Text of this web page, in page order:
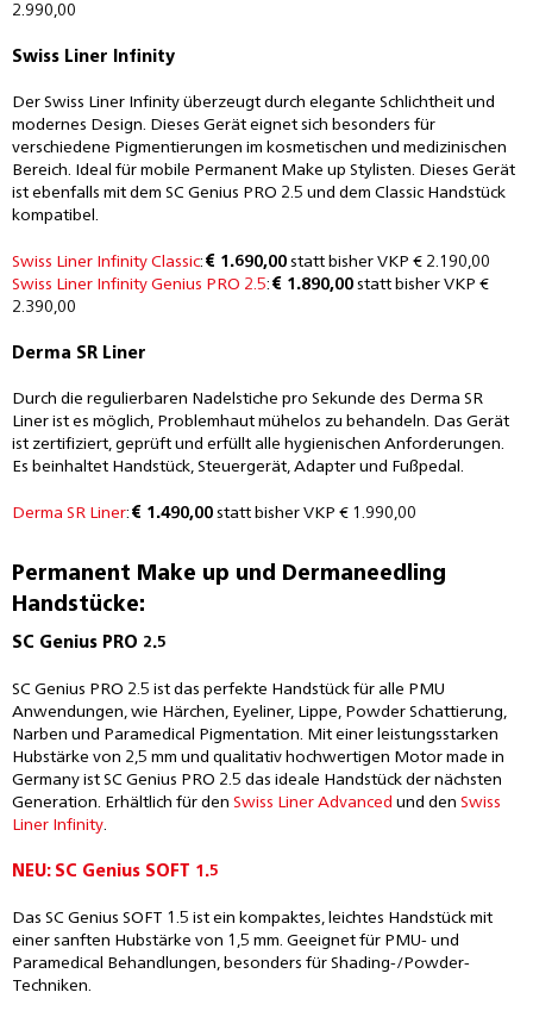
2.990,00
Swiss Liner Infinity
Der Swiss Liner Infinity überzeugt durch elegante Schlichtheit und
modernes Design. Dieses Gerät eignet sich besonders für
verschiedene Pigmentierungen im kosmetischen und medizinischen
Bereich. Ideal für mobile Permanent Make up Stylisten. Dieses Gerät
ist ebenfalls mit dem SC Genius PRO 2.5 und dem Classic Handstück
kompatibel.
Swiss Liner Infinity Classic: € 1.690,00 statt bisher VKP € 2.190,00
Swiss Liner Infinity Genius PRO 2.5: € 1.890,00 statt bisher VKP €
2.390,00
Derma SR Liner
Durch die regulierbaren Nadelstiche pro Sekunde des Derma SR
Liner ist es möglich, Problemhaut mühelos zu behandeln. Das Gerät
ist zertifiziert, geprüft und erfüllt alle hygienischen Anforderungen.
Es beinhaltet Handstück, Steuergerät, Adapter und Fußpedal.
Derma SR Liner: € 1.490,00 statt bisher VKP € 1.990,00
Permanent Make up und Dermaneedling
Handstücke:
SC Genius PRO 2.5
SC Genius PRO 2.5 ist das perfekte Handstück für alle PMU
Anwendungen, wie Härchen, Eyeliner, Lippe, Powder Schattierung,
Narben und Paramedical Pigmentation. Mit einer leistungsstarken
Hubstärke von 2,5 mm und qualitativ hochwertigen Motor made in
Germany ist SC Genius PRO 2.5 das ideale Handstück der nächsten
Generation. Erhältlich für den Swiss Liner Advanced und den Swiss
Liner Infinity.
NEU: SC Genius SOFT 1.5
Das SC Genius SOFT 1.5 ist ein kompaktes, leichtes Handstück mit
einer sanften Hubstärke von 1,5 mm. Geeignet für PMU- und
Paramedical Behandlungen, besonders für Shading-/Powder-
Techniken.